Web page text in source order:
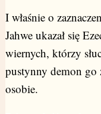
I właśnie o
Jahwe ukazał się
wiernych, którzy
pustynny demon go
osobie.